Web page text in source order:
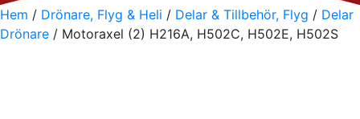
Hem / Drönare, Flyg & Heli / Delar & Tillbehör, Flyg / Delar
Drönare / Motoraxel (2) H216A, H502C, H502E, H502S